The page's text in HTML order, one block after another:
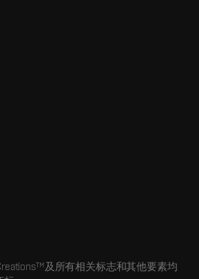
及所有相关标志和其他要素均